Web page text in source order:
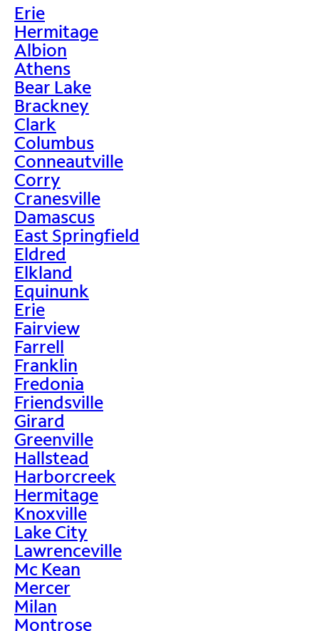
Erie
Hermitage
Albion
Athens
Bear Lake
Brackney
Clark
Columbus
Conneautville
Corry
Cranesville
Damascus
East Springfield
Eldred
Elkland
Equinunk
Erie
Fairview
Farrell
Franklin
Fredonia
Friendsville
Girard
Greenville
Hallstead
Harborcreek
Hermitage
Knoxville
Lake City
Lawrenceville
Mc Kean
Mercer
Milan
Montrose